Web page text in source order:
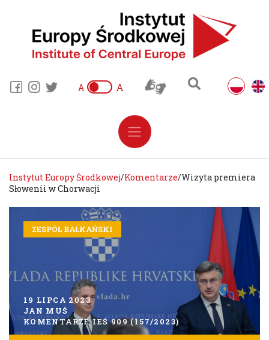
A A
Instytut Europy Środkowej/Komentarze/Wizyta premiera
Słowenii w Chorwacji
ZESPÓŁ BAŁKAŃSKI
19 LIPCA 2023
JAN MUŚ
KOMENTARZE IEŚ 909 (157/2023)